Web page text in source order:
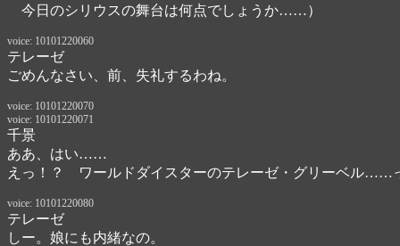
今日のシリウスの舞台は何点でしょうか……）
voice: 10101220060
テレーゼ
ごめんなさい、前、失礼するわね。
voice: 10101220070
voice: 10101220071
千景
ああ、はい……
えっ！？　ワールドダイスターのテレーゼ・グリーベル……
voice: 10101220080
テレーゼ
しー。娘にも内緒なの。